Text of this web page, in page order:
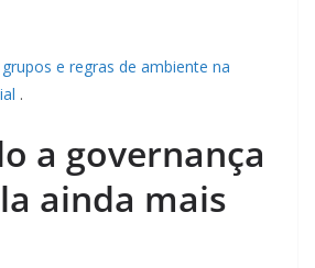
e regras de ambiente na
.
a governança
ainda mais